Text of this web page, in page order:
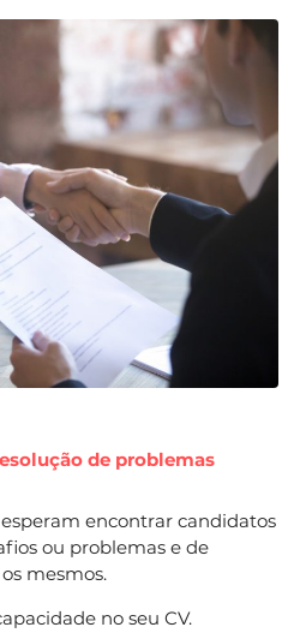
de problemas
encontrar candidatos
ou problemas e de
mesmos.
no seu CV.